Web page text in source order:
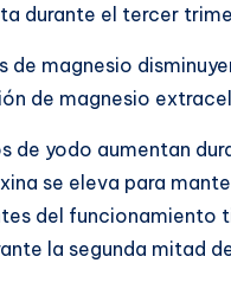
durante el tercer
de magnesio
de magnesio
de yodo aumentan
se eleva para
del funcionamiento
la segunda mitad